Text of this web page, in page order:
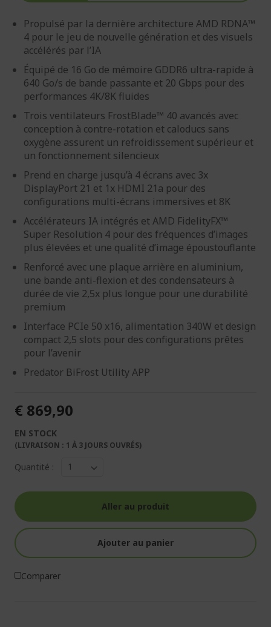
Propulsé par la dernière architecture AMD RDNA™
4 pour le jeu de nouvelle génération et des visuels
accélérés par l’IA
Équipé de 16 Go de mémoire GDDR6 ultra-rapide à
640 Go/s de bande passante et 20 Gbps pour des
performances 4K/8K fluides
Trois ventilateurs FrostBlade™ 40 avancés avec
conception à contre-rotation et caloducs sans
oxygène assurent un refroidissement supérieur et
un fonctionnement silencieux
Prend en charge jusqu’à 4 écrans avec 3x
DisplayPort 21 et 1x HDMI 21a pour des
configurations multi-écrans immersives et 8K
Accélérateurs IA intégrés et AMD FidelityFX™
Super Resolution 4 pour des fréquences d’images
plus élevées et une qualité d’image époustouflante
Renforcé avec une plaque arrière en aluminium,
une bande anti-flexion et des condensateurs à
durée de vie 2,5x plus longue pour une durabilité
premium
Interface PCIe 50 x16, alimentation 340W et design
compact 2,5 slots pour des configurations prêtes
pour l’avenir
Predator BiFrost Utility APP
€ 869,90
EN STOCK
(LIVRAISON : 1 À 3 JOURS OUVRÉS)
Quantité :
Aller au produit
Ajouter au panier
Comparer